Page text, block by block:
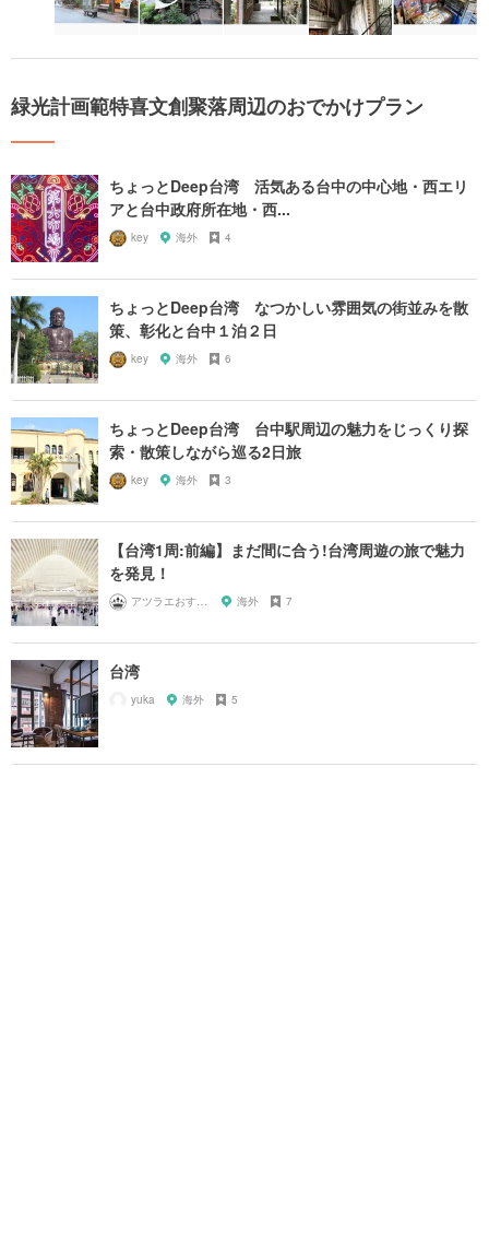
緑光計画範特喜文創聚落周辺のおでかけプラン
ちょっとDeep台湾 活気ある台中の中心地・西エリ
アと台中政府所在地・西...
key 海外 4
ちょっとDeep台湾 なつかしい雰囲気の街並みを散
策、彰化と台中１泊２日
key 海外 6
ちょっとDeep台湾 台中駅周辺の魅力をじっくり探
索・散策しながら巡る2日旅
key 海外 3
【台湾1周:前編】まだ間に合う!台湾周遊の旅で魅力
を発見！
アツラエおすすめ旅プラン！ 海外 7
台湾
yuka 海外 5